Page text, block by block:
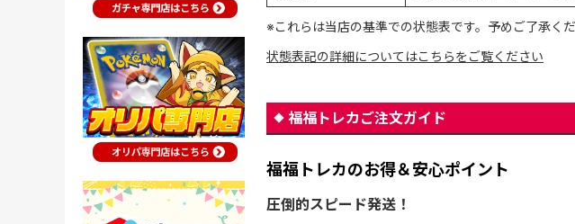
※これらは当店の基準での状態表です。予めご了承くだ
状態表記の詳細についてはこちらをご覧ください
福福トレカご注文ガイド
福福トレカのお得＆安心ポイント
圧倒的スピード発送！